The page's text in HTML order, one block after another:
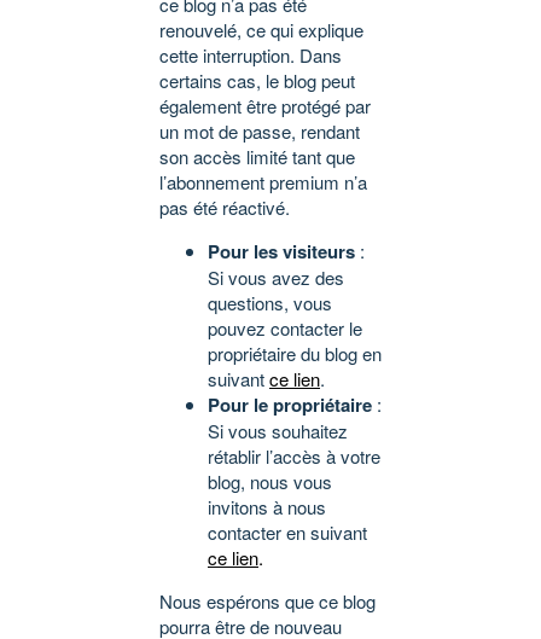
renouvelé, ce qui explique
cette interruption. Dans
certains cas, le blog peut
également être protégé par
un mot de passe, rendant
son accès limité tant que
l’abonnement premium n’a
pas été réactivé.
Pour les visiteurs :
Si vous avez des
questions, vous
pouvez contacter le
propriétaire du blog en
suivantce lien.
Pour le propriétaire :
Si vous souhaitez
rétablir l’accès à votre
blog, nous vous
invitons à nous
contacter en suivant
ce lien.
Nous espérons que ce blog
pourra être de nouveau